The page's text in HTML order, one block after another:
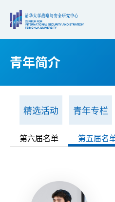
青年简介
精选活动 青年专栏
第六届名单 第五届名